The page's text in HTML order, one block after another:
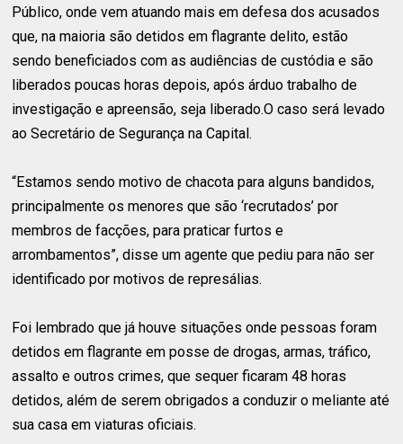
Público, onde vem atuando mais em defesa dos acusados
que, na maioria são detidos em flagrante delito, estão
sendo beneficiados com as audiências de custódia e são
liberados poucas horas depois, após árduo trabalho de
investigação e apreensão, seja liberado.O caso será levado
ao Secretário de Segurança na Capital.
“Estamos sendo motivo de chacota para alguns bandidos,
principalmente os menores que são ‘recrutados’ por
membros de facções, para praticar furtos e
arrombamentos”, disse um agente que pediu para não ser
identificado por motivos de represálias.
Foi lembrado que já houve situações onde pessoas foram
detidos em flagrante em posse de drogas, armas, tráfico,
assalto e outros crimes, que sequer ficaram 48 horas
detidos, além de serem obrigados a conduzir o meliante até
sua casa em viaturas oficiais.